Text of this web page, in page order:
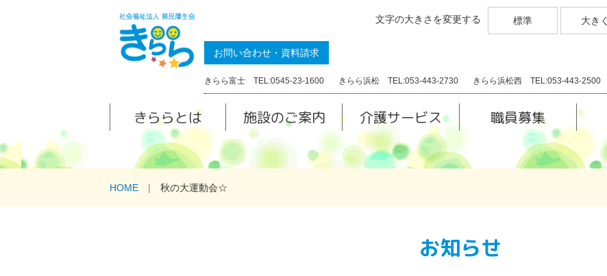
文字の大きさを変更する 標準 大きく
お問い合わせ・資料請求
きらら富士 TEL:0545-23-1600 きらら浜松 TEL:053-443-2730 きらら浜松西 TEL:053-443-2500
きららとは 施設のご案内 介護サービス 職員募集
HOME 秋の大運動会☆
お知らせ